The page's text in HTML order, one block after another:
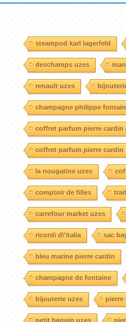
steampod karl lagerfeld
deschamps uzes
renault uzes
champagne philippe
coffret parfum pierre cardin
coffret parfum pierre cardin
la nougatine uzes
comptoir de filles
carrefour market uzes
ricordi d\'italia sac
bleu marine pierre cardin
champagne de fontaine
bijouterie uzes pierre
petit beguin uzes